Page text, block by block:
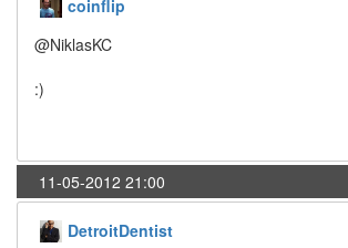
coinflip
@NiklasKC
:)
11-05-2012 21:00
DetroitDentist